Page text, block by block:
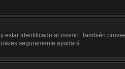
identificado al mismo. También
seguramente ayudará.